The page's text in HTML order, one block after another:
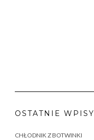
OSTATNIE WPISY
CHŁODNIK Z BOTWINKI